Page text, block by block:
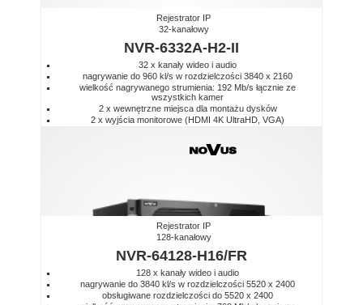
Rejestrator IP
32-kanałowy
NVR-6332A-H2-II
32 x kanały wideo i audio
nagrywanie do 960 kl/s w rozdzielczości 3840 x 2160
wielkość nagrywanego strumienia: 192 Mb/s łącznie ze
wszystkich kamer
2 x wewnętrzne miejsca dla montażu dysków
2 x wyjścia monitorowe (HDMI 4K UltraHD, VGA)
Rejestrator IP
128-kanałowy
NVR-64128-H16/FR
128 x kanały wideo i audio
nagrywanie do 3840 kl/s w rozdzielczości 5520 x 2400
obsługiwane rozdzielczości do 5520 x 2400